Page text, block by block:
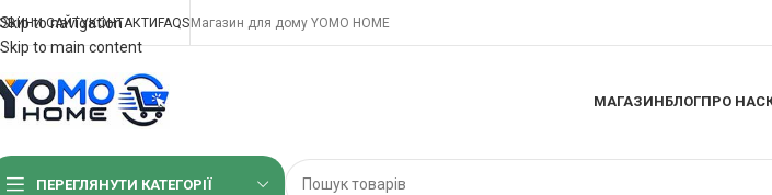
Skip to navigation
Skip to main content
САЙТУКОНТАКТИFAQSМагазин для дому YOMO HOME
МАГАЗИНБЛОГПРО НАС
ПЕРЕГЛЯНУТИ КАТЕГОРІЇ